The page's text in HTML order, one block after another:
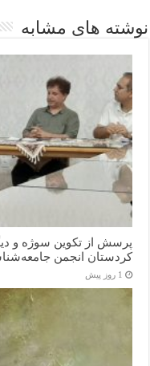
نوشته های مشابه
پرسش از تکوین سوژه و
کردستان انجمن
1 روز پیش